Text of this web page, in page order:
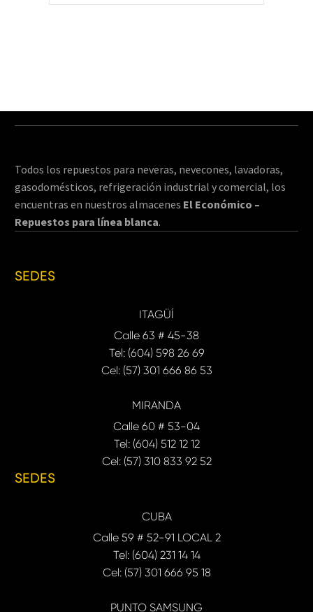
Todos los repuestos para neveras, nevecones, lavadoras,
gasodomésticos, refrigeración industrial y comercial, los
encuentras en nuestros almacenes El Económico –
Repuestos para línea blanca.
SEDES
ITAGÜÍ
Calle 63 # 45-38
Tel: (604) 598 26 69
Cel: (57) 301 666 86 53
MIRANDA
Calle 60 # 53-04
Tel: (604) 512 12 12
Cel: (57) 310 833 92 52
SEDES
CUBA
Calle 59 # 52-91 LOCAL 2
Tel: (604) 231 14 14
Cel: (57) 301 666 95 18
PUNTO SAMSUNG